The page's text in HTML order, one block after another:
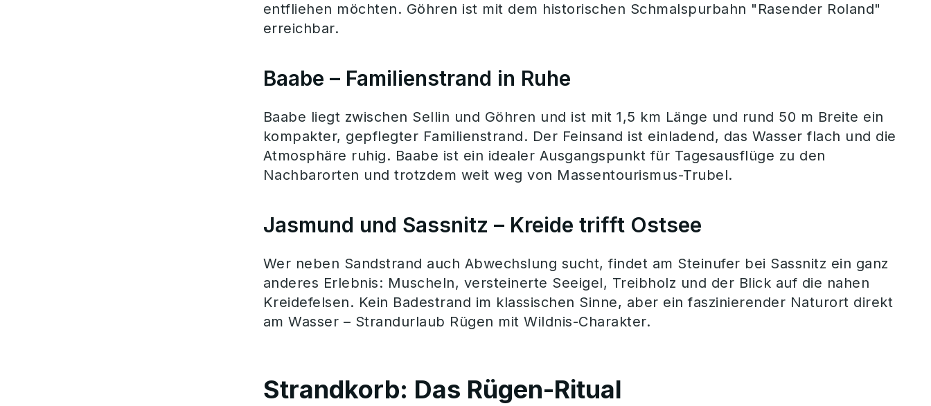
entfliehen möchten. Göhren ist mit dem historischen Schmalspurbahn "Rasender Roland"
erreichbar.
Baabe – Familienstrand in Ruhe
Baabe liegt zwischen Sellin und Göhren und ist mit 1,5 km Länge und rund 50 m Breite ein
kompakter, gepflegter Familienstrand. Der Feinsand ist einladend, das Wasser flach und die
Atmosphäre ruhig. Baabe ist ein idealer Ausgangspunkt für Tagesausflüge zu den
Nachbarorten und trotzdem weit weg von Massentourismus-Trubel.
Jasmund und Sassnitz – Kreide trifft Ostsee
Wer neben Sandstrand auch Abwechslung sucht, findet am Steinufer bei Sassnitz ein ganz
anderes Erlebnis: Muscheln, versteinerte Seeigel, Treibholz und der Blick auf die nahen
Kreidefelsen. Kein Badestrand im klassischen Sinne, aber ein faszinierender Naturort direkt
am Wasser – Strandurlaub Rügen mit Wildnis-Charakter.
Strandkorb: Das Rügen-Ritual